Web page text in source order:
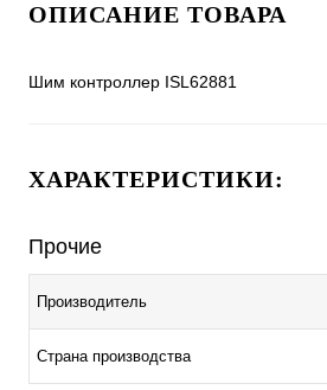
ОПИСАНИЕ ТОВАРА
Шим контроллер ISL62881
ХАРАКТЕРИСТИКИ:
Прочие
Производитель
Страна производства